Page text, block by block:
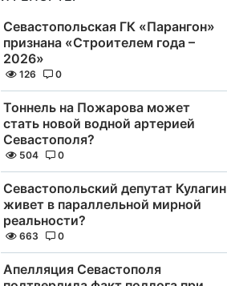
Севастопольская ГК «Парангон»
признана «Строителем года –
2026»
126 0
Тоннель на Пожарова может
стать новой водной артерией
Севастополя?
504 0
Севастопольский депутат Кулагин
живет в параллельной мирной
реальности?
663 0
Апелляция Севастополя